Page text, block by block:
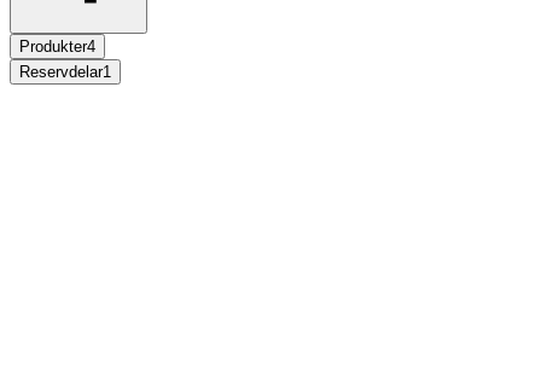
Produkter4
Reservdelar1